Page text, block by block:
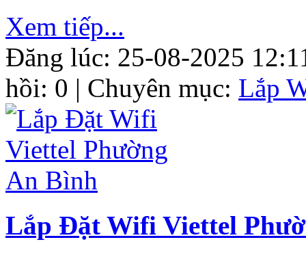
Xem tiếp...
Đăng lúc: 25-08-2025
hồi: 0 | Chuyên mục: Lắp
Lắp Đặt Wifi Viettel